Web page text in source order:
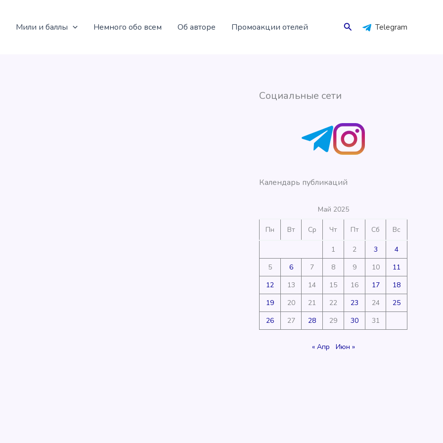
Мили и баллы Немного обо всем Об авторе Промоакции отелей Поиск Telegram
Социальные сети
Календарь публикаций
Май 2025
Пн Вт Ср Чт Пт Сб Вс
1 2 3
4
5
6 7 8 9 10
11
12
13 14 15 16 17
18
19
20 21 22 23 24
25
26
27 28 29 30 31
« Апр Июн »